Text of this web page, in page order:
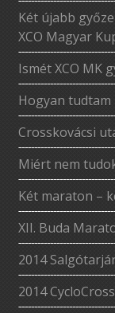
Két újabb
XCO Magyar
Ismét XCO MK
Hogyan tudtam
Crosskovácsi
Miért nem
Két maraton –
XII. Buda
2014
2014